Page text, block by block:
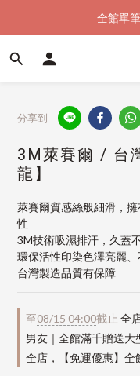
加入會
全館單
加入會
分享到
3M萊賽爾 / 台
龍】
萊賽爾質感絲般細滑，
性
3M技術吸濕排汗，久蓋
環保活性印染色澤亮麗
台灣製造品質有保障
至08/15 04:00截止 全
男友｜全館滿千贈送大
全店，【免運優惠】全